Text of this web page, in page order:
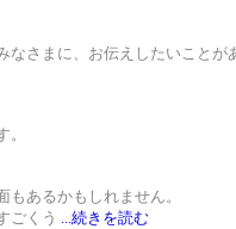
なさまに、お伝えしたいことが
あるかもしれません。
ごくう ...続きを読む